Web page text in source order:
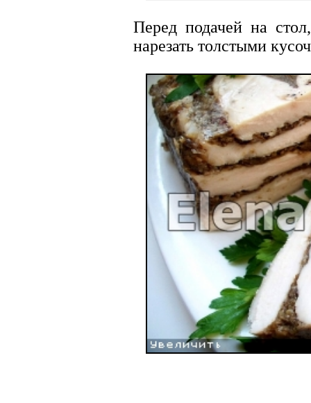
Перед подачей на
нарезать толстыми